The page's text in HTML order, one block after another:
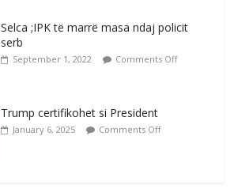
Selca ;IPK të marrë masa ndaj policit
serb
September 1, 2022 Comments Off
Trump certifikohet si President
January 6, 2025 Comments Off